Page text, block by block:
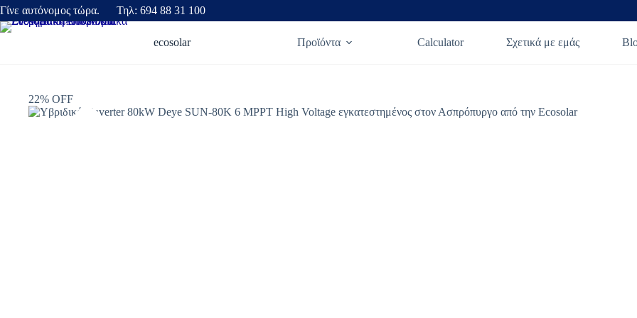
Γίνε αυτόνομος τώρα. Τηλ: 694 88 31 100
ecosolar Προϊόντα Calculator Σχετικά με εμάς
22% OFF